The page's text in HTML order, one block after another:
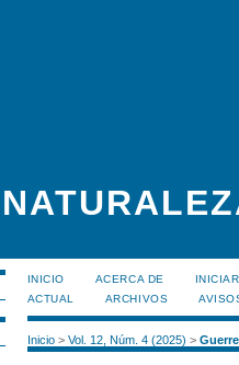
INICIO ACERCA DE
ACTUAL
ARCHIVOS
Inicio> Vol. 12, Núm. 4 (2025) >